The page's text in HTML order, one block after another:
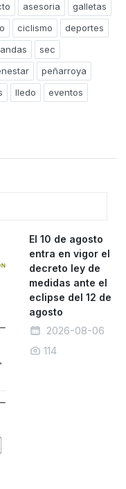
asesoria
galletas
ciclismo
deportes
sec
peñarroya
lledo
eventos
El 10 de agosto
entra en vigor el
decreto ley de
medidas ante el
eclipse del 12 de
agosto
2026-08-06
114